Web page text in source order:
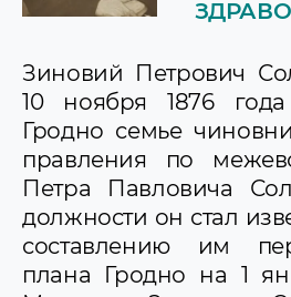
Профессор И.В.
Доктор Е.Ф. Калитовский
основатель
Кемарский К.С. - лекарь
Коренчевский В.Г. -
геронтолог, фармаколог
Косицкий В.И. - наш
ортопед
Гродненский «Народный
общественный деятель
Васильевич Кошелев
Пропагандист
Зиновий Петрович
10 ноября 1876
Гродно семье
правления по
Петра Павловича
должности он стал
составлению им
плана Гродно на 1